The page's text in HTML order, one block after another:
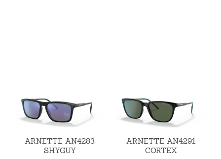
ARNETTE AN4283
SHYGUY
ARNETTE AN4291
CORTEX